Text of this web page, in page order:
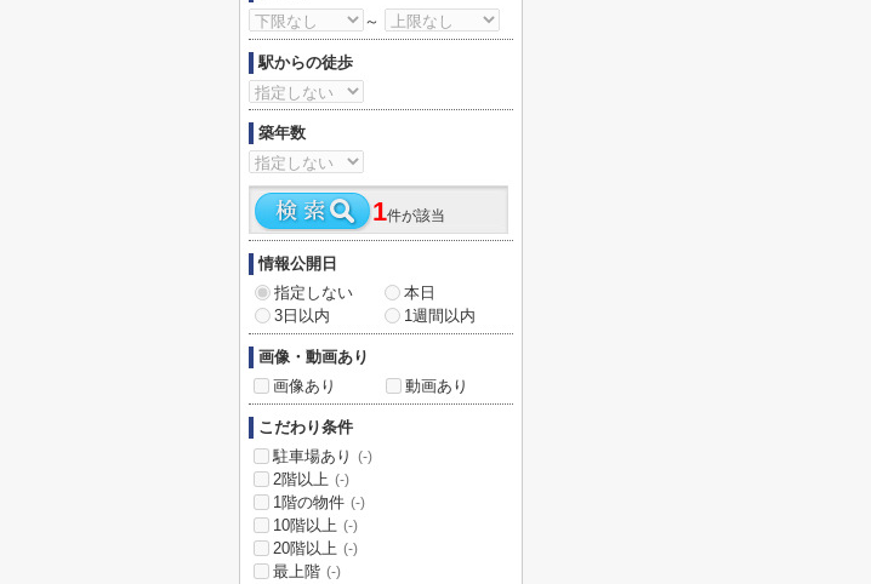
～
駅からの徒歩
築年数
1件が該当
情報公開日
指定しない
本日
3日以内
1週間以内
画像・動画あり
画像あり
動画あり
こだわり条件
駐車場あり
(-)
2階以上 (-)
1階の物件 (-)
10階以上 (-)
20階以上 (-)
最上階 (-)